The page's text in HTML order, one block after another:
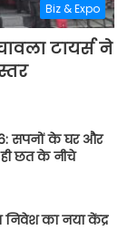
Biz & Expo
टायर्स ने
सपनों के घर और
छत के नीचे
का नया केंद्र